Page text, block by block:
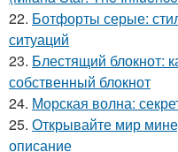
22. Ботфорты серые:
ситуаций
23. Блестящий блокнот:
собственный блокнот
24. Морская волна:
25. Открывайте мир
описание